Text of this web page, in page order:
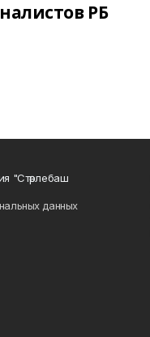
РБ
"Стәрлебаш
данных